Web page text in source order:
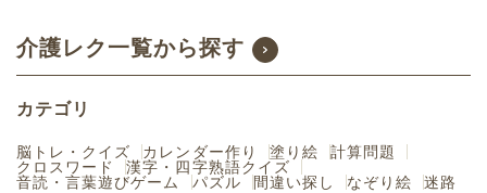
介護レク一覧から探す
カテゴリ
脳トレ・クイズ カレンダー作り 塗り絵
計算問題
クロスワード
漢字・四字熟語クイズ
音読・言葉遊びゲーム
パズル 間違い探し なぞり絵 迷路